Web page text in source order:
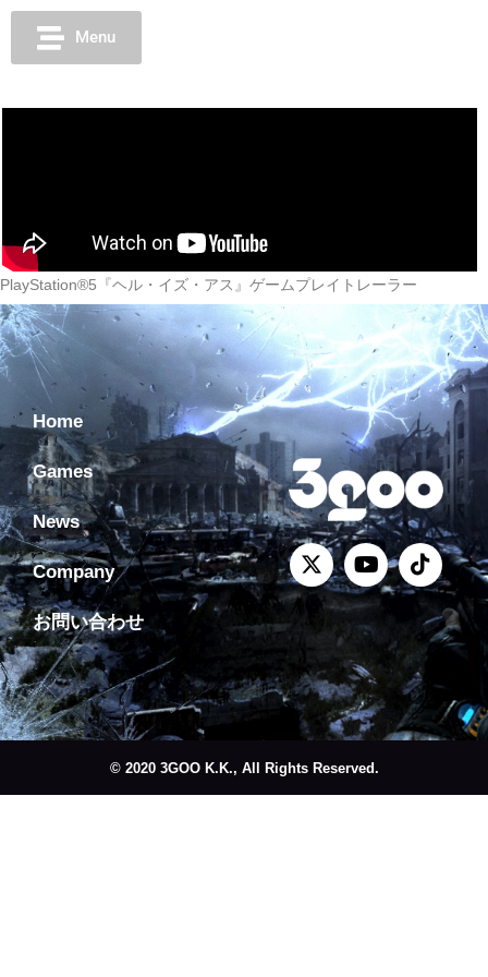
Menu
PlayStation®5『ヘル・イズ・アス』ゲームプレイトレーラー
Home
Games
News
Company
お問い合わせ
© 2020 3GOO K.K., All Rights Reserved.